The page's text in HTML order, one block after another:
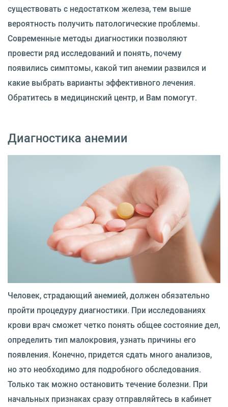
существовать с недостатком железа, тем выше
вероятность получить патологические проблемы.
Современные методы диагностики позволяют
провести ряд исследований и понять, почему
появились симптомы, какой тип анемии развился и
какие выбрать варианты эффективного лечения.
Обратитесь в медицинский центр, и Вам помогут.
Диагностика анемии
Человек, страдающий анемией, должен обязательно
пройти процедуру диагностики. При исследованиях
крови врач сможет четко понять общее состояние дел,
определить тип малокровия, узнать причины его
появления. Конечно, придется сдать много анализов,
но это необходимо для подробного обследования.
Только так можно остановить течение болезни. При
начальных признаках сразу отправляйтесь в кабинет